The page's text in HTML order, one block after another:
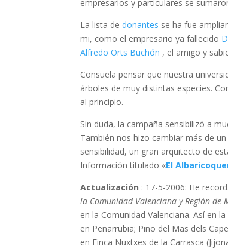
empresarios y particulares se
La lista dedonantes se ha fue
mi, como el empresario ya fallecido
Alfredo Orts Buchón , el amigo y
Consuela pensar que nuestra
árboles de muy distintas especies.
al principio.
Sin duda, la campaña sensibilizó a
También nos hizo cambiar más de
sensibilidad, un gran arquitecto de
Información titulado «El
Actualización : 17-5-2006: He
la Comunidad Valenciana y Región de
en la Comunidad Valenciana. Así en
en Peñarrubia; Pino del Mas dels
en Finca Nuxtxes de la Carrasca